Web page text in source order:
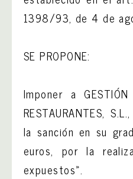
1398/93, de 4 de
SE PROPONE:
Imponer a
RESTAURANTES,
la sanción en su
euros, por la
expuestos».